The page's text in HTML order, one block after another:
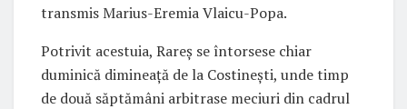
transmis Marius-Eremia Vlaicu-Popa.
Potrivit acestuia, Rareș se întorsese chiar
duminică dimineață de la Costinești, unde timp
de două săptămâni arbitrase meciuri din cadrul